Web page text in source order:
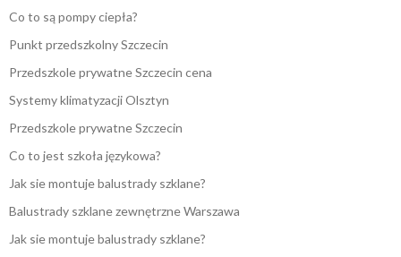
Co to są pompy ciepła?
Punkt przedszkolny Szczecin
Przedszkole prywatne Szczecin cena
Systemy klimatyzacji Olsztyn
Przedszkole prywatne Szczecin
Co to jest szkoła językowa?
Jak sie montuje balustrady szklane?
Balustrady szklane zewnętrzne Warszawa
Jak sie montuje balustrady szklane?